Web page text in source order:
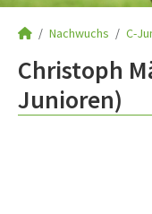
Nachwuchs C-
Christoph
Junioren)